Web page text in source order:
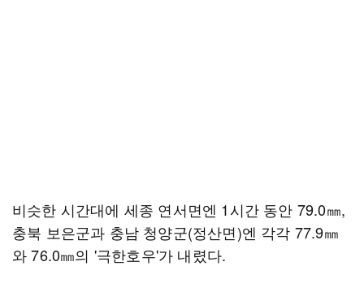
비슷한 시간대에 세종 연서면엔 1시간 동안 79.0㎜,
충북 보은군과 충남 청양군(정산면)엔 각각 77.9㎜
와 76.0㎜의 '극한호우'가 내렸다.